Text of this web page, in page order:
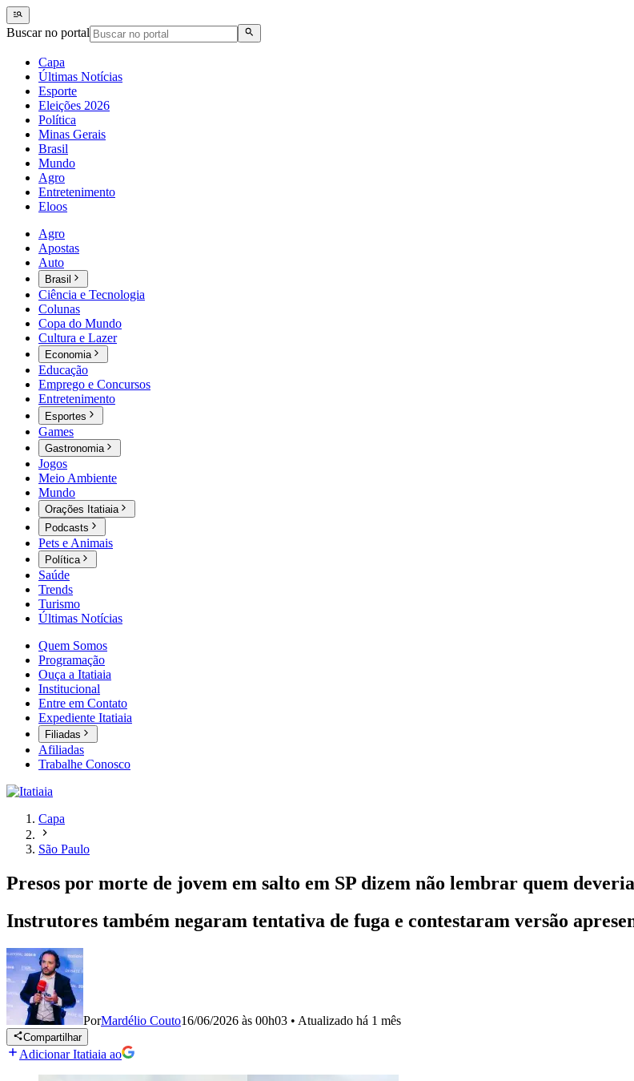
Buscar no portal
Capa
Últimas Notícias
Esporte
Eleições 2026
Política
Minas Gerais
Brasil
Mundo
Agro
Entretenimento
Eloos
Agro
Apostas
Auto
Brasil
Ciência e Tecnologia
Colunas
Copa do Mundo
Cultura e Lazer
Economia
Educação
Emprego e Concursos
Entretenimento
Esportes
Games
Gastronomia
Jogos
Meio Ambiente
Mundo
Orações Itatiaia
Podcasts
Pets e Animais
Política
Saúde
Trends
Turismo
Últimas Notícias
Quem Somos
Programação
Ouça a Itatiaia
Institucional
Entre em Contato
Expediente Itatiaia
Filiadas
Afiliadas
Trabalhe Conosco
Capa
São Paulo
Presos por morte de jovem em salto em SP dizem não lembrar quem
Instrutores também negaram tentativa de fuga e contestaram versão
PorMardélio Couto16/06/2026 às 00h03 • Atualizado há 1 mês
Compartilhar
Adicionar Itatiaia ao